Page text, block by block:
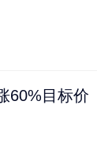
60%目标价